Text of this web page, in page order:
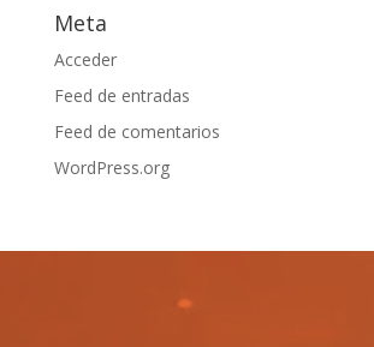
Meta
Acceder
Feed de entradas
Feed de comentarios
WordPress.org